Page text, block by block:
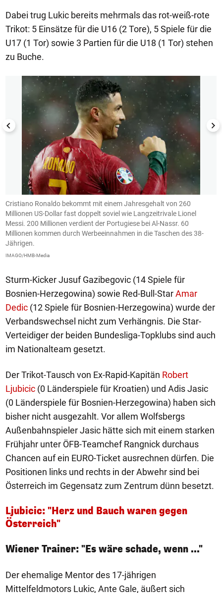
Dabei trug Lukic bereits mehrmals das rot-weiß-rote
Trikot: 5 Einsätze für die U16 (2 Tore), 5 Spiele für die
U17 (1 Tor) sowie 3 Partien für die U18 (1 Tor) stehen
zu Buche.
1/10
Cristiano Ronaldo bekommt mit einem Jahresgehalt von 260
Millionen US-Dollar fast doppelt soviel wie Langzeitrivale Lionel
Messi. 200 Millionen verdient der Portugiese bei Al-Nassr. 60
Millionen kommen durch Werbeeinnahmen in die Taschen des 38-
Jährigen.
IMAGO/HMB-Media
Sturm-Kicker Jusuf Gazibegovic (14 Spiele für
Bosnien-Herzegowina) sowie Red-Bull-StarAmar
Dedic (12 Spiele für Bosnien-Herzegowina) wurde der
Verbandswechsel nicht zum Verhängnis. Die Star-
Verteidiger der beiden Bundesliga-Topklubs sind auch
im Nationalteam gesetzt.
Der Trikot-Tausch von Ex-Rapid-Kapitän Robert
Ljubicic (0 Länderspiele für Kroatien) und Adis Jasic
(0 Länderspiele für Bosnien-Herzegowina) haben sich
bisher nicht ausgezahlt. Vor allem Wolfsbergs
Außenbahnspieler Jasic hätte sich mit einem starken
Frühjahr unter ÖFB-Teamchef Rangnick durchaus
Chancen auf ein EURO-Ticket ausrechnen dürfen. Die
Positionen links und rechts in der Abwehr sind bei
Österreich im Gegensatz zum Zentrum dünn besetzt.
Ljubicic: "Herz und Bauch waren gegen
Österreich"
Wiener Trainer: "Es wäre schade, wenn ..."
Der ehemalige Mentor des 17-jährigen
Mittelfeldmotors Lukic, Ante Gale, äußert sich